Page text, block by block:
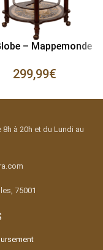
– Mappemonde
299,99€
à 20h et du Lundi au
75001